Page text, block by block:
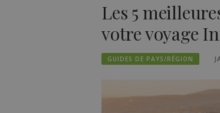
Les 5
votre voyage
GUIDES DE PAYS/RÉGION